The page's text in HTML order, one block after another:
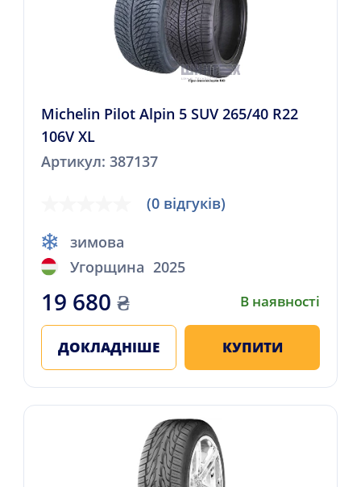
Michelin Pilot Alpin 5 SUV 265/40 R22
106V XL
Артикул: 387137
(0 відгуків)
зимова
Угорщина 2025
19 680 ₴ В наявності
ДОКЛАДНІШЕ КУПИТИ